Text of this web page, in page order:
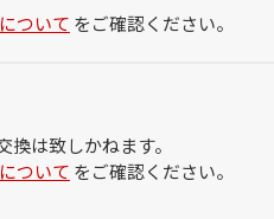
ついて をご確認ください。
は致しかねます。
ついて をご確認ください。